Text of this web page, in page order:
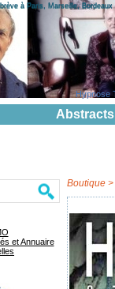
à Paris, Marseille,
Hypnose
et Annuaire
Boutique >